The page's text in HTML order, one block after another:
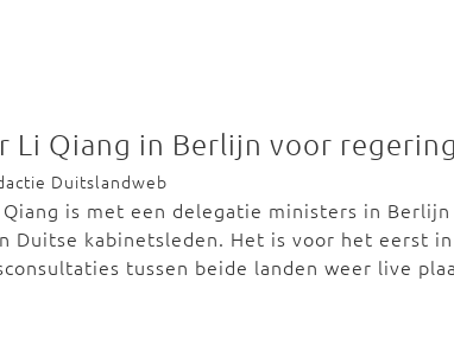
Li Qiang in Berlijn voor
Duitslandweb
is met een delegatie ministers in
Duitse kabinetsleden. Het is voor het eerst
tussen beide landen weer live